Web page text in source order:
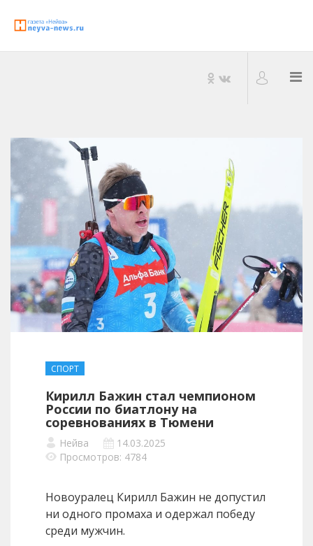
СПОРТ
Кирилл Бажин стал чемпионом
России по биатлону на
соревнованиях в Тюмени
Нейва
14.03.2025
Просмотров: 4784
Новоуралец Кирилл Бажин не допустил
ни одного промаха и одержал победу
среди мужчин.